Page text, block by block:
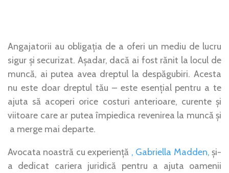
Angajatorii au obligația de a oferi un mediu de lucru
sigur și securizat. Așadar, dacă ai fost rănit la locul de
muncă, ai putea avea dreptul la despăgubiri. Acesta
nu este doar dreptul tău – este esențial pentru a te
ajuta să acoperi orice costuri anterioare, curente și
viitoare care ar putea împiedica revenirea la muncă și
a merge mai departe.
Avocata noastră cu experiență , Gabriella Madden, și-
a dedicat cariera juridică pentru a ajuta oamenii